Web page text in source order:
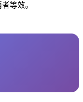
等效。